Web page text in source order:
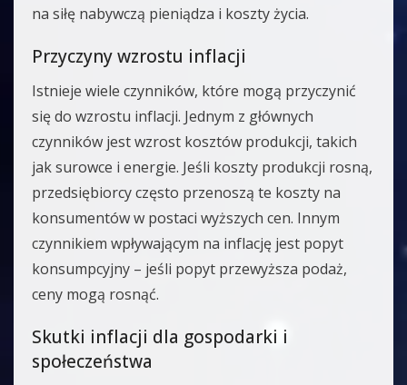
na siłę nabywczą pieniądza i koszty życia.
Przyczyny wzrostu inflacji
Istnieje wiele czynników, które mogą przyczynić
się do wzrostu inflacji. Jednym z głównych
czynników jest wzrost kosztów produkcji, takich
jak surowce i energie. Jeśli koszty produkcji rosną,
przedsiębiorcy często przenoszą te koszty na
konsumentów w postaci wyższych cen. Innym
czynnikiem wpływającym na inflację jest popyt
konsumpcyjny – jeśli popyt przewyższa podaż,
ceny mogą rosnąć.
Skutki inflacji dla gospodarki i
społeczeństwa